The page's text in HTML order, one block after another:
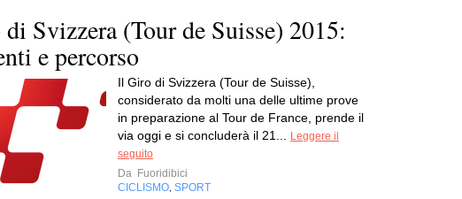
Svizzera (Tour de Suisse) 2015:
e percorso
Il Giro di Svizzera (Tour de Suisse),
considerato da molti una delle ultime prove
in preparazione al Tour de France, prende il
via oggi e si concluderà il 21...
Leggere il
seguito
Da Fuoridibici
CICLISMO SPORT